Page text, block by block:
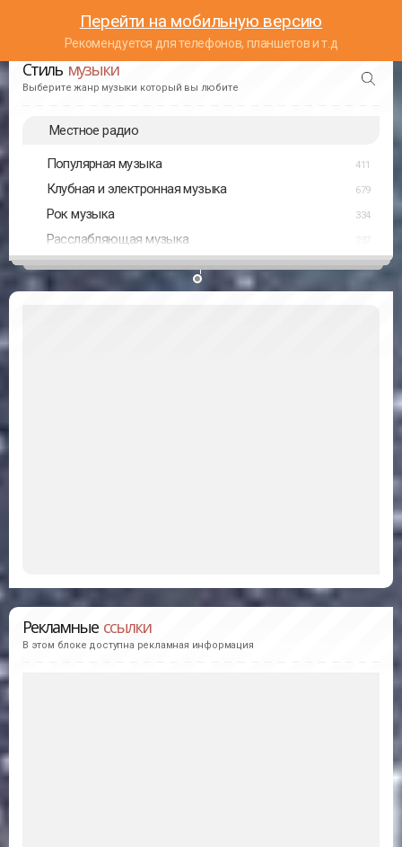
Перейти на мобильную версию
Рекомендуется для телефонов, планшетов и т.д
Стиль музыки
Выберите жанр музыки который вы любите
Местное радио
Популярная музыка 411
Клубная и электронная музыка 679
Рок музыка 334
Расслабляющая музыка
Рекламные ссылки
В этом блоке доступна рекламная информация